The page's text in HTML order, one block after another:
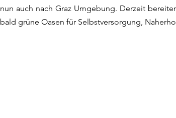
nun auch nach Graz Umgebung. Derzeit
bald grüne Oasen für Selbstversorgung,